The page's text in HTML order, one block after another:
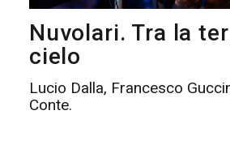
Nuvolari. Tra la
cielo
Lucio Dalla, Francesco
Conte.